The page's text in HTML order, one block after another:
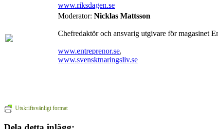
www.riksdagen.se
Moderator: Nicklas Mattsson
Chefredaktör och ansvarig utgivare för magasinet
www.entreprenor.se,
www.svensktnaringsliv.se
Utskriftsvänligt format